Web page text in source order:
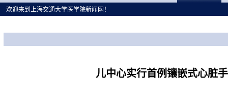
儿中心实行首例镶嵌式心脏
欢迎来到上海交通大学医学院新闻网！